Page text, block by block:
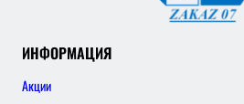
ИНФОРМАЦИЯ
Акции